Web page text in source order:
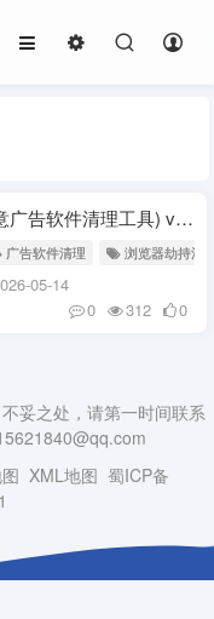
AdwCleaner(恶意广告软件清理工具) v8.8.1 中文绿色版
广告软件清理 浏览器劫持清
05-14
0
312 0
妥之处，请第一时间联系
XML地图 蜀ICP备